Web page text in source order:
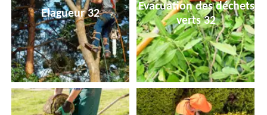
Elagueur 32
Evacuation des déchets
verts 32